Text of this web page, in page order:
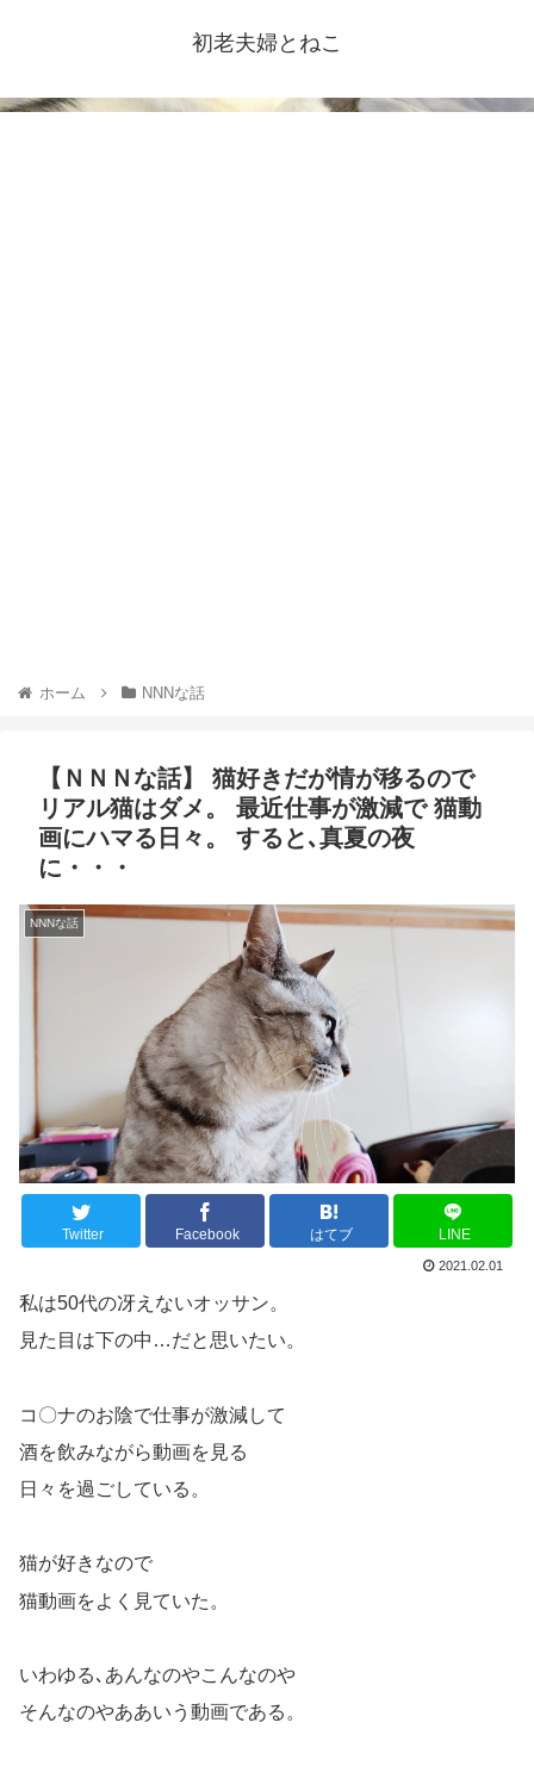
初老夫婦とねこ
ホーム NNNな話
【ＮＮＮな話】 猫好きだが情が移るので
リアル猫はダメ。 最近仕事が激減で 猫動
画にハマる日々。 すると､真夏の夜
に・・・
NNNな話
Twitter Facebook はてブ LINE
2021.02.01
私は50代の冴えないオッサン。
見た目は下の中…だと思いたい。
コ〇ナのお陰で仕事が激減して
酒を飲みながら動画を見る
日々を過ごしている。
猫が好きなので
猫動画をよく見ていた。
いわゆる､あんなのやこんなのや
そんなのやああいう動画である。